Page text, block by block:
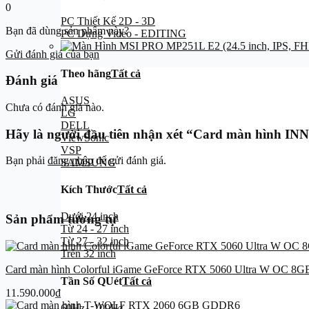
PC Thiết Kế 2D - 3D
PC Dựng Video - EDITING
Theo hãngTất cả
ASUS
LG
DELL
ViewSonic
VSP
SAMSUNG
Kích ThướcTất cả
Dưới 24 inch
Từ 24 - 27 inch
Từ 27 - 32 inch
Trên 32 inch
Tần Số QUétTất cả
0
Bạn đã dùng sản phẩm này?
Gửi đánh giá của bạn
Đánh giá
Chưa có đánh giá nào.
Hãy là người đầu tiên nhận xét “Card màn hình
Bạn phải đăng nhậpđể gửi đánh giá.
Sản phẩm tương tự
Card màn hình Colorful iGame GeForce RTX 5060 Ultra W OC
11.590.000₫